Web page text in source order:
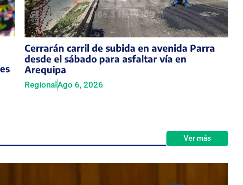
Cerrarán carril de subida en avenida Parra
desde el sábado para asfaltar vía en
Arequipa
Regional Ago 6, 2026
Ver más